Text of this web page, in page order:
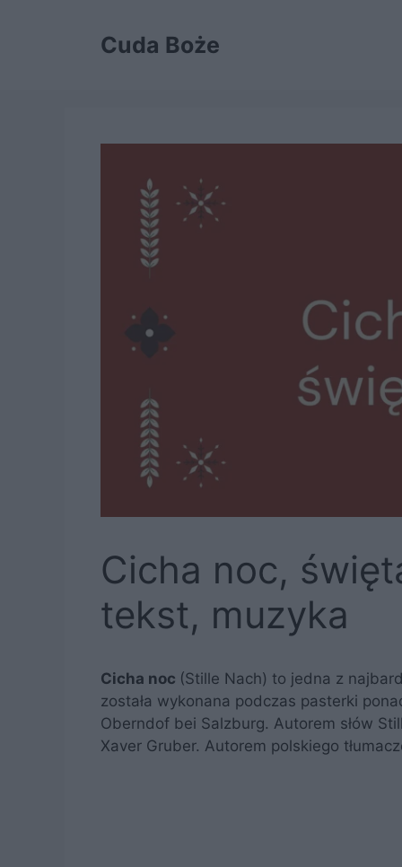
Cuda Boże
Cicha noc,
tekst, muzyka
Cicha noc (Stille Nach) to jedna z
została wykonana podczas pasterki
Oberndof bei Salzburg. Autorem słów
Xaver Gruber. Autorem polskiego